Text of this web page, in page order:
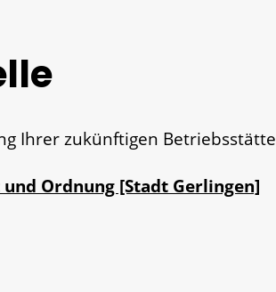
Ihrer zukünftigen Betriebsstätte
Ordnung [Stadt Gerlingen]